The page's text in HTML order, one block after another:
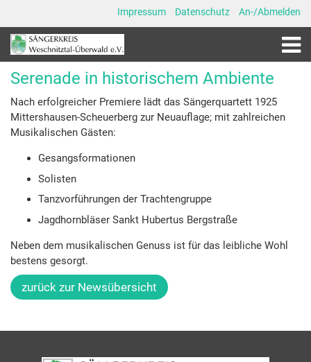
Impressum Datenschutz An-/Abmelden
Serenade in historischem Ambiente
Nach erfolgreicher Premiere lädt das Sängerquartett 1925
Mittershausen-Scheuerberg zur Neuauflage; mit zahlreichen
Musikalischen Gästen:
Gesangsformationen
Solisten
Tanzvorführungen der Trachtengruppe
Jagdhornbläser Sankt Hubertus Bergstraße
Neben dem musikalischen Genuss ist für das leibliche Wohl
bestens gesorgt.
zurück zur Newsübersicht